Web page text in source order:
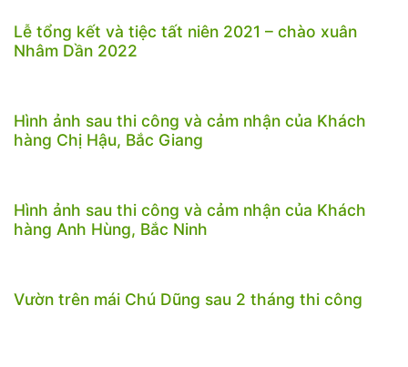
Lễ tổng kết và tiệc tất niên 2021 – chào xuân
Nhâm Dần 2022
Hình ảnh sau thi công và cảm nhận của Khách
hàng Chị Hậu, Bắc Giang
Hình ảnh sau thi công và cảm nhận của Khách
hàng Anh Hùng, Bắc Ninh
Vườn trên mái Chú Dũng sau 2 tháng thi công